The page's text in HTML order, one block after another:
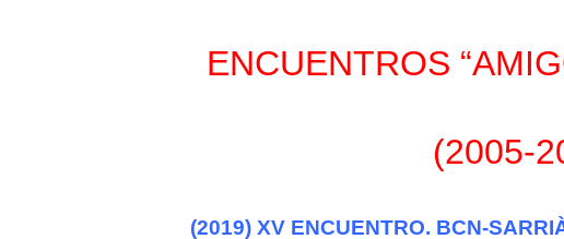
ENCUENTROS
(2005-
(2019) XV ENCUENTRO. BCN-